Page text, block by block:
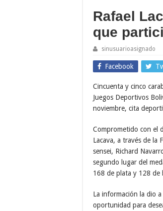
Rafael
que
sinusuarioasignado
Facebook
Cincuenta y cinco
Juegos Deportivos
noviembre, cita
Comprometido con el
Lacava, a través de la
sensei, Richard
segundo lugar del
168 de plata y 128 de
La información la dio
oportunidad para